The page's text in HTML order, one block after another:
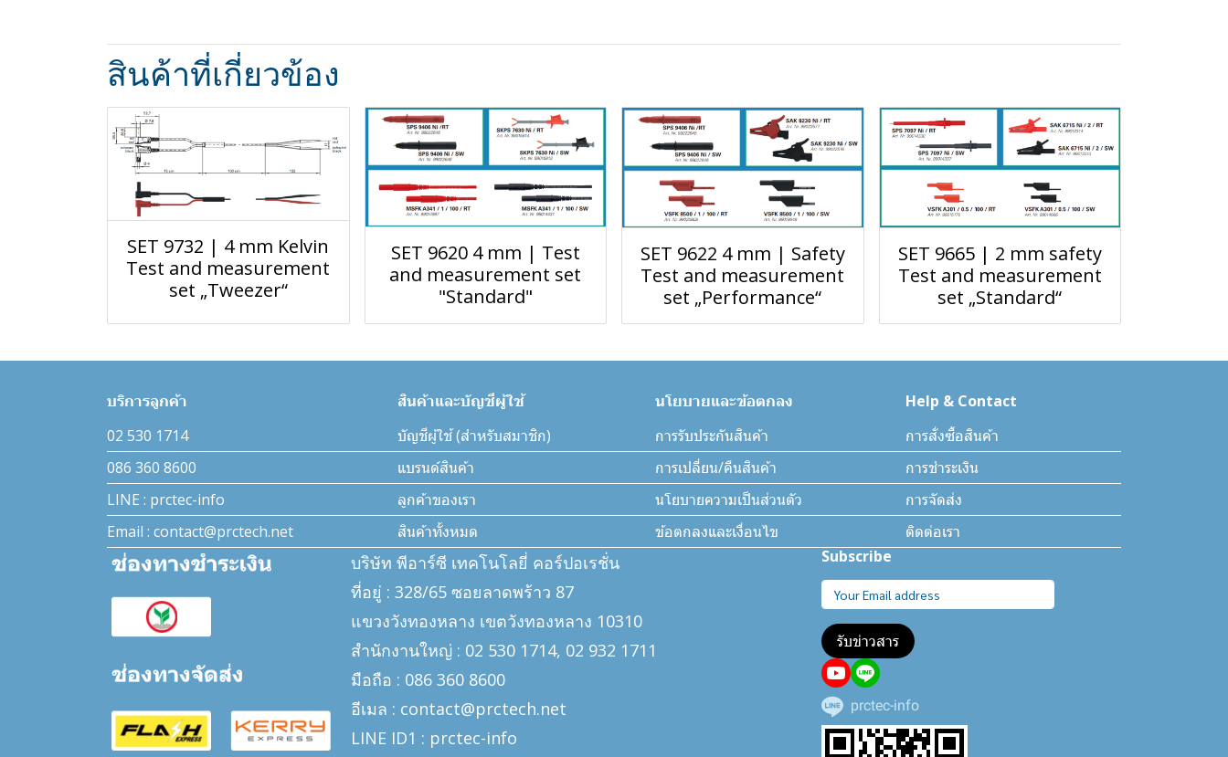
สินค้าที่เกี่ยวข้อง
SET 9732 | 4 mm Kelvin
Test and measurement
set „Tweezer“
SET 9620 4 mm | Test
and measurement set
"Standard"
SET 9622 4 mm | Safety
Test and measurement
set „Performance“
SET 9665 | 2 mm safety
Test and measurement
set „Standard“
บริการลูกค้า
02 530 1714
086 360 8600
LINE : prctec-info
Email : contact@prctech.net
สินค้าและบัญชีผู้ใช้
บัญชีผู้ใช้ (สำหรับสมาชิก)
แบรนด์สินค้า
ลูกค้าของเรา
สินค้าทั้งหมด
นโยบายและข้อตกลง
การรับประกันสินค้า
การเปลี่ยน/คืนสินค้า
นโยบายความเป็นส่วนตัว
ข้อตกลงและเงื่อนไข
Help & Contact
การสั่งซื้อสินค้า
การชำระเงิน
การจัดส่ง
ติดต่อเรา
บริษัท พีอาร์ซี เทคโนโลยี่ คอร์ปอเรชั่น
ที่อยู่ : 328/65 ซอยลาดพร้าว 87
แขวงวังทองหลาง เขตวังทองหลาง 10310
สำนักงานใหญ่ : 02 530 1714, 02 932 1711
มือถือ : 086 360 8600
อีเมล : contact@prctech.net
LINE ID1 : prctec-info
Subscribe
รับข่าวสาร
prctec-info